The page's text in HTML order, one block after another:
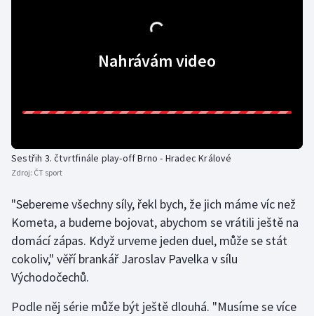
Lyže a snowboard
Olympijské hry
Parasport
Plavání
Plážový volejbal
Ragby
Nahrávám video
Sestřih 3. čtvrtfinále play-off Brno - Hradec Králové
Zdroj: ČT sport
"Sebereme všechny síly, řekl bych, že jich máme víc než
Kometa, a budeme bojovat, abychom se vrátili ještě na
domácí zápas. Když urveme jeden duel, může se stát
cokoliv," věří brankář Jaroslav Pavelka v sílu
Východočechů.
Podle něj série může být ještě dlouhá. "Musíme se více